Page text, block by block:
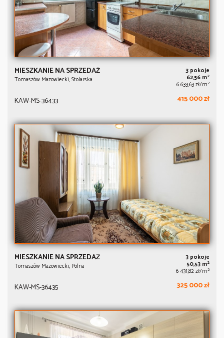
MIESZKANIE NA SPRZEDAŻ
Tomaszów Mazowiecki, Stolarska
3 pokoje
62,56 m2
6 633,63 zł/m2
KAW-MS-36433 415 000 zł
MIESZKANIE NA SPRZEDAŻ
Tomaszów Mazowiecki, Polna
3 pokoje
50,53 m2
6 431,82 zł/m2
KAW-MS-36435 325 000 zł